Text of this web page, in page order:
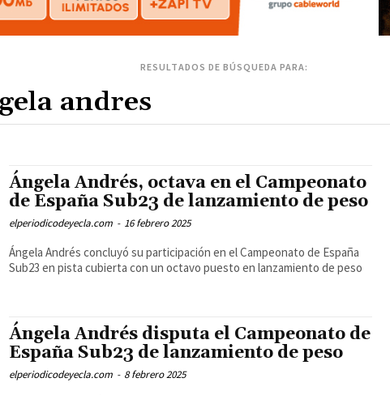
RESULTADOS DE BÚSQUEDA PARA:
Ángela Andrés, octava en el Campeonato
de España Sub23 de lanzamiento de peso
elperiodicodeyecla.com - 16 febrero 2025
Ángela Andrés concluyó su participación en el Campeonato de España
Sub23 en pista cubierta con un octavo puesto en lanzamiento de peso
Ángela Andrés disputa el Campeonato de
España Sub23 de lanzamiento de peso
elperiodicodeyecla.com - 8 febrero 2025